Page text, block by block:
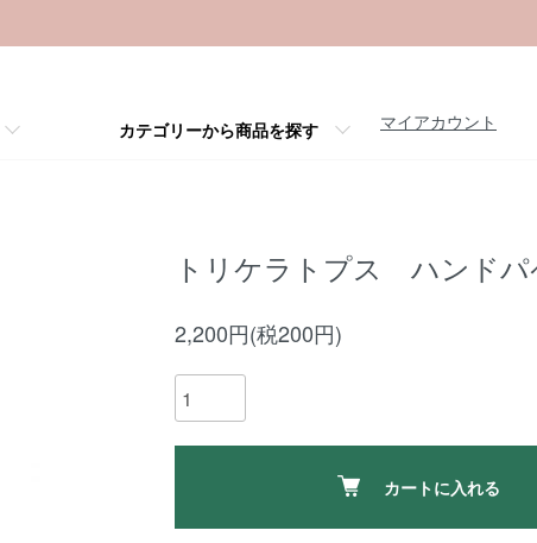
マイアカウント
カテゴリーから商品を探す
トリケラトプス ハンドパ
2,200円(税200円)
カートに入れる